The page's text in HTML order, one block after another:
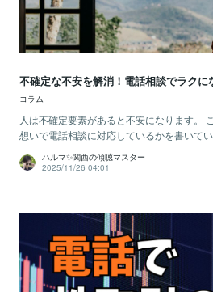
不確定な不安を解消！電話相談でラクに
コラム
人は不確定要素があると不安になります。
想いで電話相談に対応しているかを書いて
ハルマ✨関西の傾聴マスター
2025/11/26 04:01